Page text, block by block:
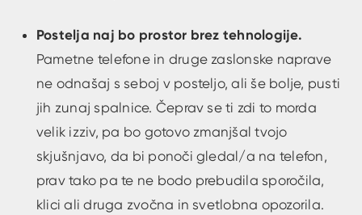
Postelja naj bo prostor brez tehnologije.
Pametne telefone in druge zaslonske naprave
ne odnašaj s seboj v posteljo, ali še bolje, pusti
jih zunaj spalnice. Čeprav se ti zdi to morda
velik izziv, pa bo gotovo zmanjšal tvojo
skjušnjavo, da bi ponoči gledal/a na telefon,
prav tako pa te ne bodo prebudila sporočila,
klici ali druga zvočna in svetlobna opozorila.